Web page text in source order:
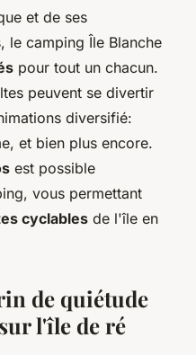
et de ses
le camping Île Blanche
pour tout un chacun.
peuvent se divertir
diversifié:
et bien plus encore.
est possible
vous permettant
cyclables de l'île en
de quiétude
l'île de ré